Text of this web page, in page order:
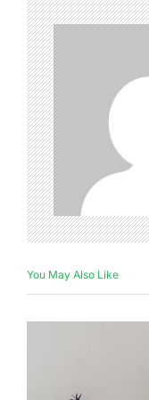
You May Also Like